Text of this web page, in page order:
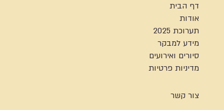
דף הבית
אודות
תערוכת 2025
מידע למבקר
סיורים ואירועים
מדיניות פרטיות
צור קשר